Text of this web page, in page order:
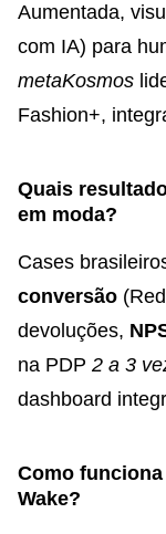
Aumentada,
com IA) para
metaKosmos
Fashion+,
Quais
em moda?
Cases
conversão
devoluções,
na PDP 2 a 3
dashboard
Como
Wake?